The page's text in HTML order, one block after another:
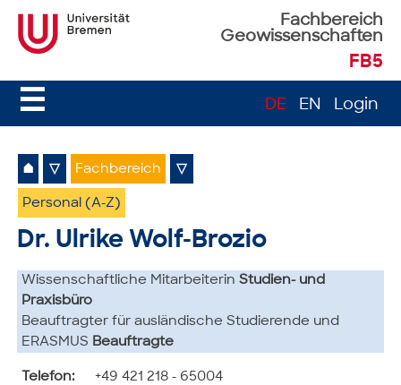
Fachbereich
Geowissenschaften
FB5
☰ DE EN Login
⌂ ▽ Fachbereich ▽
Personal (A-Z)
Dr. Ulrike Wolf-Brozio
Wissenschaftliche MitarbeiterinStudien- und
Praxisbüro
Beauftragter für ausländische Studierende und
ERASMUS Beauftragte
Telefon:
+49 421 218 - 65004